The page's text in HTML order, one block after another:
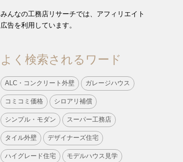
みんなの工務店リサーチでは、アフィリエイト
広告を利用しています。
よく検索されるワード
ALC・コンクリート外壁 ガレージハウス
コミコミ価格 シロアリ補償
シンプル・モダン スーパー工務店
タイル外壁 デザイナーズ住宅
ハイグレード住宅 モデルハウス見学